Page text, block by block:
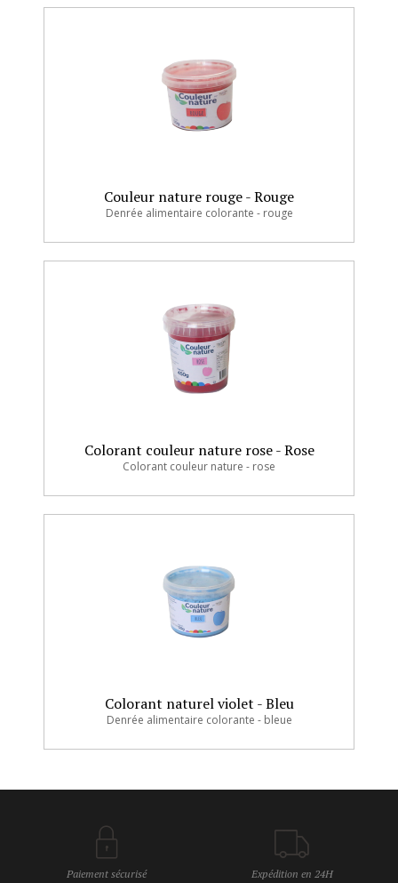
Couleur nature rouge - Rouge
Denrée alimentaire colorante - rouge
Colorant couleur nature rose - Rose
Colorant couleur nature - rose
Colorant naturel violet - Bleu
Denrée alimentaire colorante - bleue
Paiement sécurisé Expédition en 24H